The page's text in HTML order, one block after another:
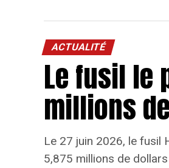
ACTUALITÉ
Le fusil le
millions
Le 27 juin 2026, le fusil
5,875 millions de